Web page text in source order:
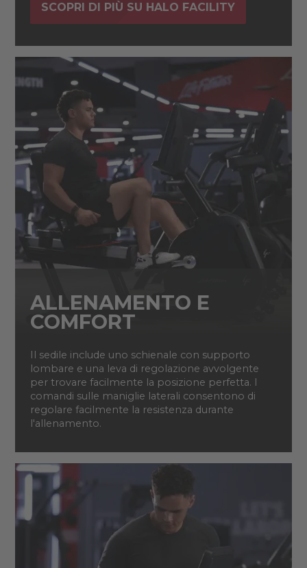
SCOPRI DI PIÙ SU HALO FACILITY
ALLENAMENTO E
COMFORT
Il sedile include uno schienale con supporto
lombare e una leva di regolazione avvolgente
per trovare facilmente la posizione perfetta. I
comandi sulle maniglie laterali consentono di
regolare facilmente la resistenza durante
l'allenamento.